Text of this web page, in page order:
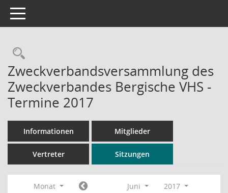
Toggle navigation
Rechercheauswahl
Zweckverbandsversammlung des
Zweckverbandes Bergische VHS -
Termine 2017
Informationen Mitglieder
Vertreter Sitzungen
Monat Juni
2017